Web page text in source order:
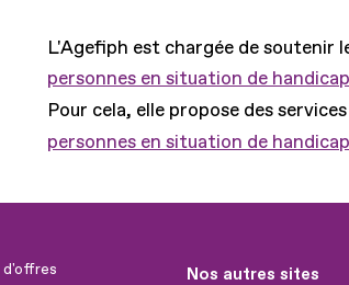
L'Agefiph est chargée de soutenir
personnes en situation de
Pour cela, elle propose des
personnes en situation de handicap
d'offres Nos autres sites